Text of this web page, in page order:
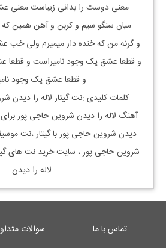
معنی دوست را بدانی زیباست معنی
میان سنگو سیم و کربن و آهن همین که
و گرنه من که خنده دار میمیرم ولی خب
و قطعا عشق یک وجود نامیراست و قطعا
و قطعا عشق یک وجود
کلمات کلیدی :نت گیتارلاله را دیدن
آهنگ لاله را دیدن شروین حاجی پور
دیدن شروین حاجی پوربا گیتار ،نت
شروین حاجی پور، سایت خرید نت های
لاله را دیدن
تماس با ما
سوالات